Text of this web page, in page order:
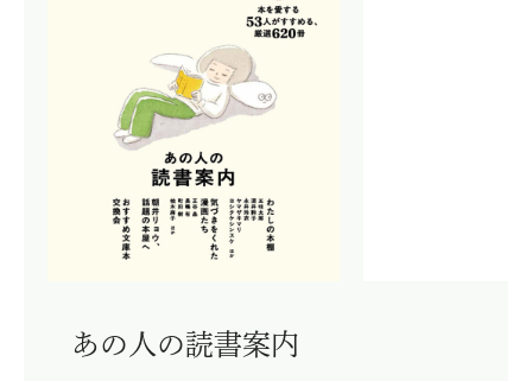
オンラインストア
暮しの手帖 電子版
あの人の読書案内